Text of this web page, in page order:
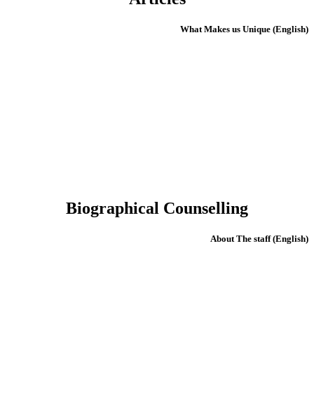
(English) What Makes us Unique
Biographical Counselling
(English) About The staff